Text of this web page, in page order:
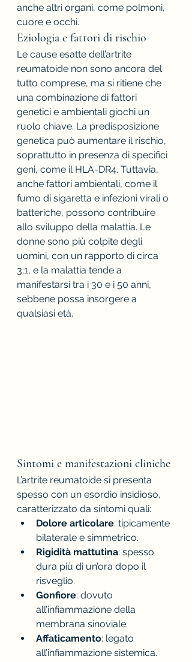
anche altri organi, come polmoni,
cuore e occhi.
Eziologia e fattori di rischio
Le cause esatte dell’artrite
reumatoide non sono ancora del
tutto comprese, ma si ritiene che
una combinazione di fattori
genetici e ambientali giochi un
ruolo chiave. La predisposizione
genetica può aumentare il rischio,
soprattutto in presenza di specifici
geni, come il HLA-DR4. Tuttavia,
anche fattori ambientali, come il
fumo di sigaretta e infezioni virali o
batteriche, possono contribuire
allo sviluppo della malattia. Le
donne sono più colpite degli
uomini, con un rapporto di circa
3:1, e la malattia tende a
manifestarsi tra i 30 e i 50 anni,
sebbene possa insorgere a
qualsiasi età.
Sintomi e manifestazioni cliniche
L’artrite reumatoide si presenta
spesso con un esordio insidioso,
caratterizzato da sintomi quali:
Dolore articolare: tipicamente
bilaterale e simmetrico.
Rigidità mattutina: spesso
dura più di un’ora dopo il
risveglio.
Gonfiore: dovuto
all’infiammazione della
membrana sinoviale.
Affaticamento: legato
all’infiammazione sistemica.